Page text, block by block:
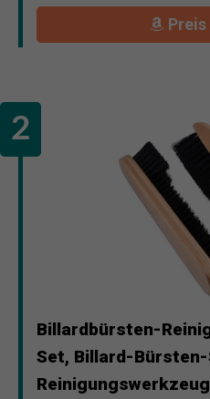
Billardbürsten-
Set, Billard-